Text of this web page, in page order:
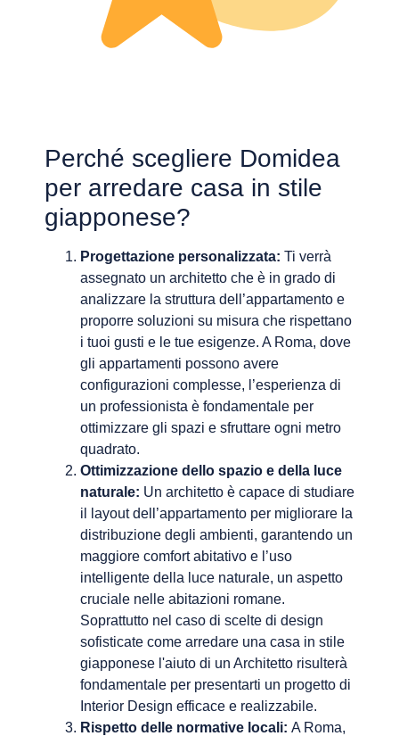
Perché scegliere Domidea
per arredare casa in stile
giapponese?
Progettazione personalizzata: Ti verrà
assegnato un architetto che è in grado di
analizzare la struttura dell’appartamento e
proporre soluzioni su misura che rispettano
i tuoi gusti e le tue esigenze. A Roma, dove
gli appartamenti possono avere
configurazioni complesse, l’esperienza di
un professionista è fondamentale per
ottimizzare gli spazi e sfruttare ogni metro
quadrato.
Ottimizzazione dello spazio e della luce
naturale: Un architetto è capace di studiare
il layout dell’appartamento per migliorare la
distribuzione degli ambienti, garantendo un
maggiore comfort abitativo e l’uso
intelligente della luce naturale, un aspetto
cruciale nelle abitazioni romane.
Soprattutto nel caso di scelte di design
sofisticate come arredare una casa in stile
giapponese l'aiuto di un Architetto risulterà
fondamentale per presentarti un progetto di
Interior Design efficace e realizzabile.
Rispetto delle normative locali: A Roma,